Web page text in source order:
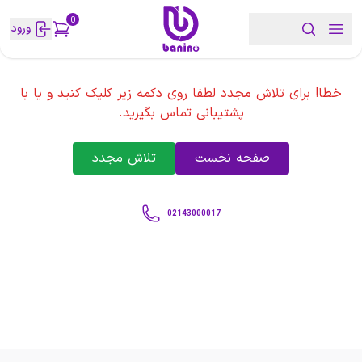
0 ورود
خطا! برای تلاش مجدد لطفا روی دکمه زیر کلیک کنید و یا با
پشتیبانی تماس بگیرید.
صفحه نخست تلاش مجدد
02143000017